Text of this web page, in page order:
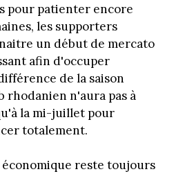
pour patienter encore
les supporters
un début de mercato
afin d'occuper
de la saison
rhodanien n'aura pas à
la mi-juillet pour
totalement.
économique reste toujours